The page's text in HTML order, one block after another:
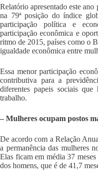
Relatório apresentado este
na 79ª posição do índice
participação política e
participação econômica e
ritmo de 2015, países como o
igualdade econômica entre
Essa menor participação
contributiva para a
diferentes papeis sociais que
trabalho.
– Mulheres ocupam postos
De acordo com a Relação
a permanência das mulheres
Elas ficam em média 37
dos homens, que é de 41,7